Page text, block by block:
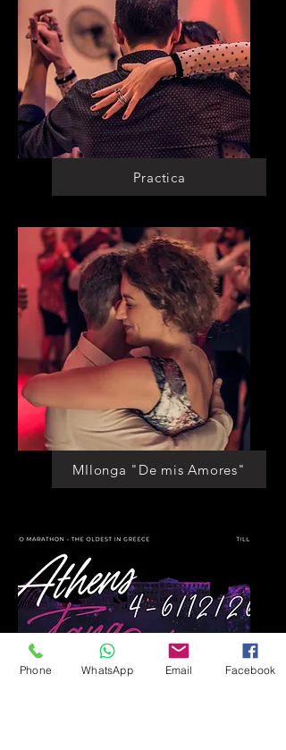
Practica
MIlonga "De mis Amores"
Phone WhatsApp Email Facebook